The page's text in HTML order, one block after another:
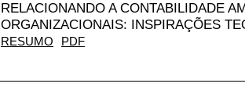
RELACIONANDO A CONTABILIDADE
ORGANIZACIONAIS: INSPIRAÇÕES
RESUMO PDF